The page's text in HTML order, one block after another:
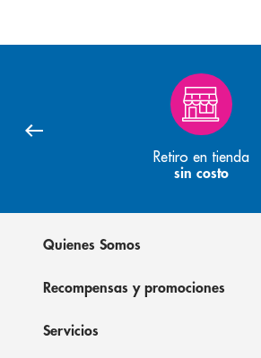
Retiro en tienda
sin costo
Quienes Somos
Recompensas y promociones
Servicios